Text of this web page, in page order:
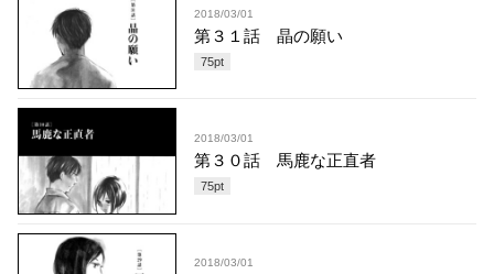
2018/03/01
第３１話 晶の願い
75pt
2018/03/01
第３０話 馬鹿な正直者
75pt
2018/03/01